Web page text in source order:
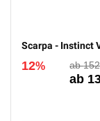
Scarpa - Instinct
12%